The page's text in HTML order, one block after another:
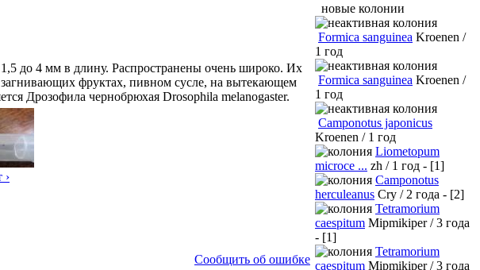
1,5 до 4 мм в длину. Распространены очень широко. Их
фруктах, пивном сусле, на вытекающем
Дрозофила чернобрюхая Drosophila melanogaster.
›
Сообщить об ошибке
новые колонии
Formica sanguinea Kroenen /
1 год
Formica sanguinea Kroenen /
1 год
Camponotus japonicus
Kroenen / 1 год
Liometopum
microce ... zh / 1 год - [1]
Camponotus
herculeanus Cry / 2 года - [2]
Tetramorium
caespitum Mipmikiper / 3 года
- [1]
Tetramorium
caespitum Mipmikiper / 3 года